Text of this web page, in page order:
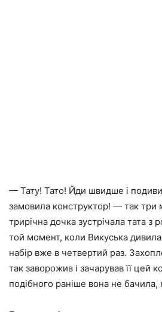
— Тату! Тато! Йди швидше і
замовила конструктор! — так три
трирічна дочка зустрічала тата з
той момент, коли Викуська
набір вже в четвертий раз.
так заворожив і зачарував її цей
подібного раніше вона не бачила,